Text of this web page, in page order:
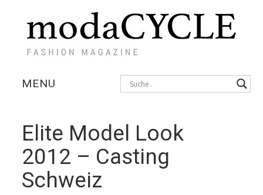
MENU
AUSSTELLUNGEN
FOTOSTRECKEN
Elite Model Look
2012 – Casting
Schweiz